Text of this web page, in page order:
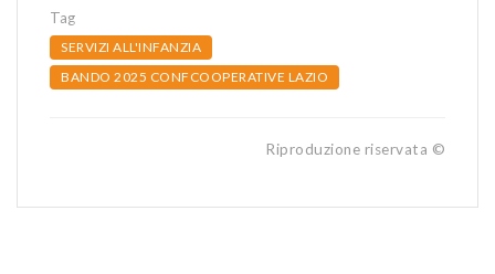
Tag
SERVIZI ALL'INFANZIA
BANDO 2025 CONFCOOPERATIVE LAZIO
Riproduzione riservata ©